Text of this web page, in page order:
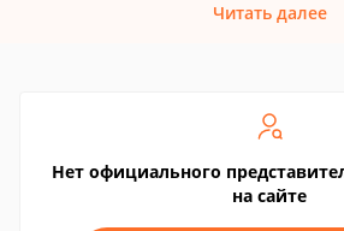
Читать далее
Нет официального
на сайте